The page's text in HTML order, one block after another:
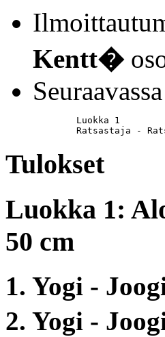
Kentt�
Ratsastaja -
Tulokset
Luokka 1:
50 cm
1. Yogi -
2. Yogi -